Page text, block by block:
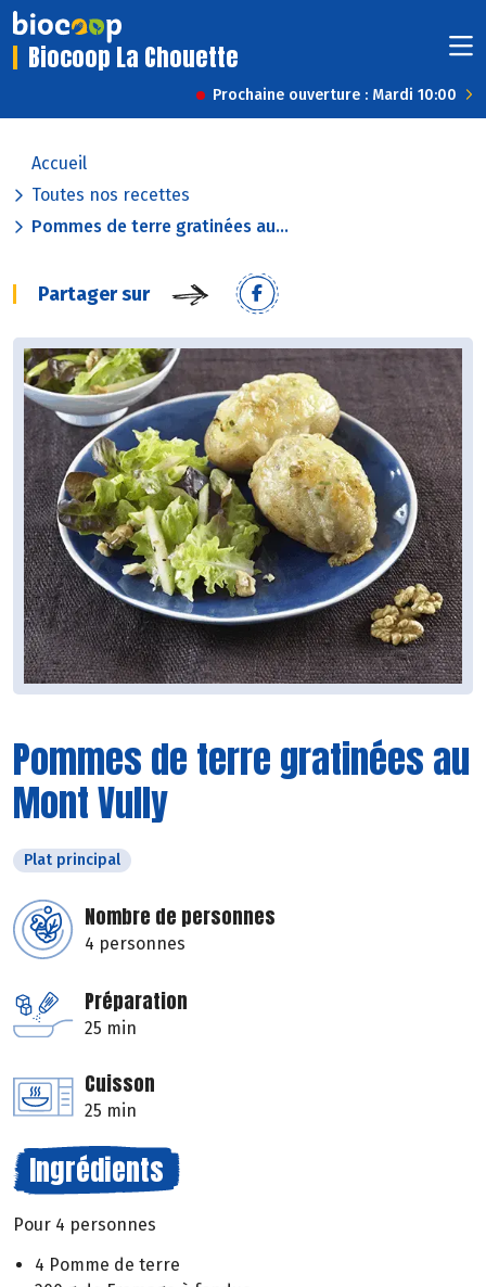
Biocoop La Chouette
Prochaine ouverture : Mardi 10:00
Accueil
Toutes nos recettes
Pommes de terre gratinées au...
Partager sur
Pommes de terre gratinées au
Mont Vully
Plat principal
Nombre de personnes
4 personnes
Préparation
25 min
Cuisson
25 min
Ingrédients
Pour 4 personnes
4 Pomme de terre